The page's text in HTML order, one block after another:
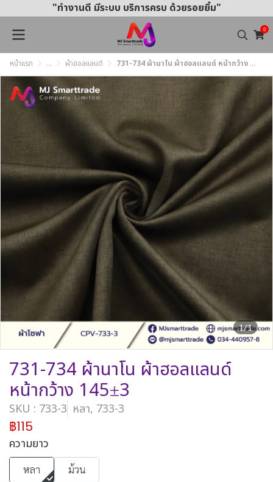
"ทำงานดี มีระบบ บริการครบ ด้วยรอยยิ้ม"
0
หน้าแรก ... ผ้าฮอลแลนด์ 731-734 ผ้านาโน ผ้าฮอลแลนด์ หน้ากว้าง 145±3
1/1
731-734 ผ้านาโน ผ้าฮอลแลนด์
หน้ากว้าง 145±3
SKU : 733-3 หลา, 733-3
฿115
ความยาว
หลา ม้วน